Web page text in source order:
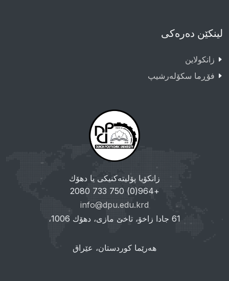
لینکێن دەرەکی
زانکولاین
فۆڕما سکۆلەرشیپ
زانکۆیا پۆلیتەکنیکی یا دهۆك
+964(0) 750 733 2080
info@dpu.edu.krd
61 جادا زاخۆ، تاخێ مازی، دهۆك 1006،
هەرێما کوردستان، عێراق